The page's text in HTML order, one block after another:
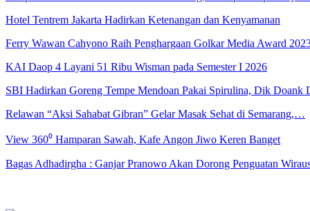
Hotel Tentrem Jakarta Hadirkan Ketenangan dan Kenyamanan
Ferry Wawan Cahyono Raih Penghargaan Golkar Media Award
KAI Daop 4 Layani 51 Ribu Wisman pada Semester I 2026
SBI Hadirkan Goreng Tempe Mendoan Pakai Spirulina, Dik Doank
Relawan “Aksi Sahabat Gibran” Gelar Masak Sehat di Semarang,…
View 360⁰ Hamparan Sawah, Kafe Angon Jiwo Keren Banget
Bagas Adhadirgha : Ganjar Pranowo Akan Dorong Penguatan